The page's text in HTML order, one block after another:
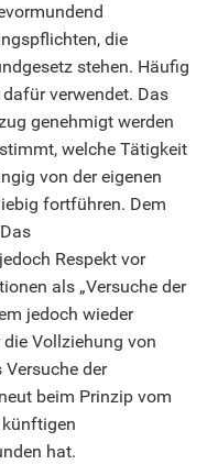
die
stehen. Häufig
verwendet. Das
genehmigt werden
welche Tätigkeit
von der eigenen
fortführen. Dem
Respekt vor
als „Versuche der
jedoch wieder
Vollziehung von
der
beim Prinzip vom
künftigen
hat.